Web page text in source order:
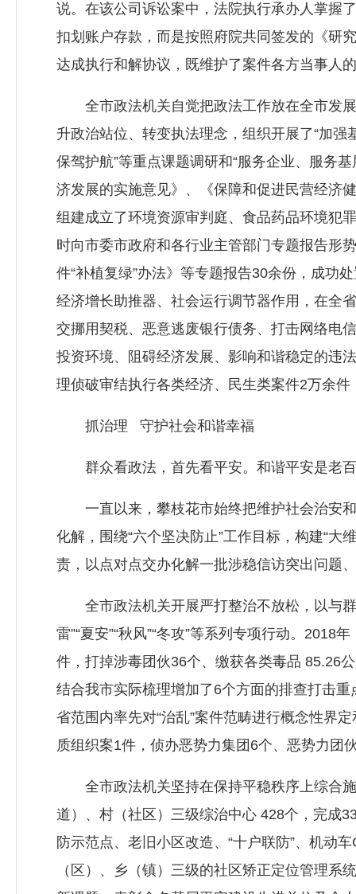
说。在该公司诉讼案中，法院执行承办人掌握
扣划账户存款，而是按照府院共同签发的《研
达成执行和解协议，既维护了案件各方当事人
全市政法机关自觉把政法工作放在全市发展
升政治站位、转变执法理念，组织开展了“加
保驾护航”等重点课题调研和“服务企业、服务
济发展的实施意见》、《保障和促进民营经济
组建成立了环境资源审判庭、食品药品环境犯
时向市委市政府和各行业主管部门专题报告形
件“补植复绿”办法》等专题报告30余份，成功
经济增长助推器、社会运行调节器作用，在全
交挪用契税、恶意逃废银行债务、打击网络电
投资环境、阻碍经济发展、影响和谐稳定的违
理侦破审结执行各类经济、民生类案件2万余
抓治理 守护社会和谐幸福
群众看政法，首先看平安。和谐平安是老百
一直以来，攀枝花市始终把维护社会治安和
化解，围绕“六个坚决防止”工作目标，构建“大
责，以点对点交办化解一批涉稳信访突出问题
全市政法机关开展严打整治不放松，以与群
雷”“夏安”“秋风”“冬攻”等系列专项行动。
件，打掉涉毒团伙36个、缴获各类毒品 85.26
结合我市实际梳理增加了6个方面的排查打击
省范围内率先对“治乱”案件范畴进行概念性界
质组织案1件，侦办恶势力集团6个、恶势力团
全市政法机关坚持在保持平稳秩序上综合施
道）、村（社区）三级综治中心 428个，完成
防示范点、老旧小区改造、“十户联防”、机动
（区）、乡（镇）三级的社区矫正定位管理